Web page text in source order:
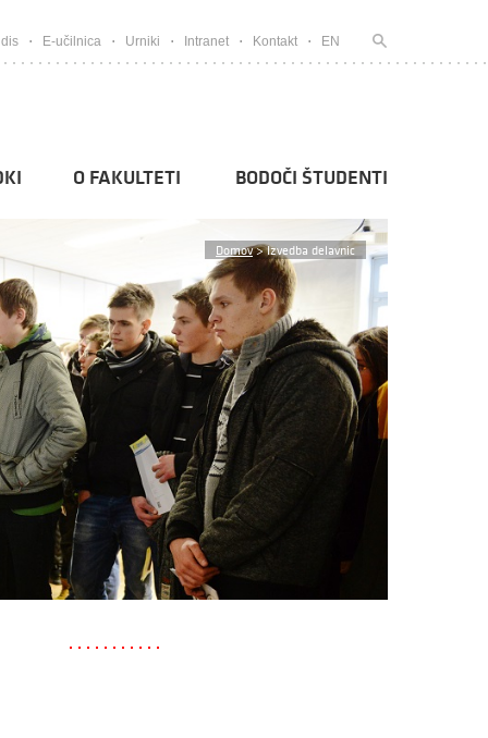
E-učilnica Urniki Intranet Kontakt EN
O FAKULTETI BODOČI ŠTUDENTI
Domov >Izvedba delavnic